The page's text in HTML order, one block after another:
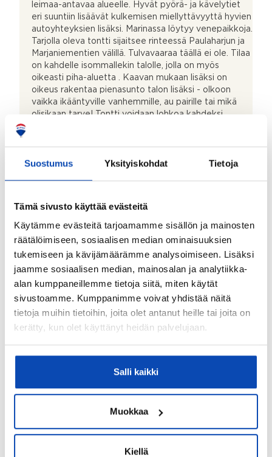
Suostumus Yksityiskohdat Tietoja
Tämä sivusto käyttää evästeitä
Käytämme evästeitä tarjoamamme sisällön ja mainosten
räätälöimiseen, sosiaalisen median ominaisuuksien
tukemiseen ja kävijämäärämme analysoimiseen. Lisäksi
jaamme sosiaalisen median, mainosalan ja analytiikka-
alan kumppaneillemme tietoja siitä, miten käytät
sivustoamme. Kumppanimme voivat yhdistää näitä
tietoja muihin tietoihin, joita olet antanut heille tai joita on
kerätty, kun olet käyttänyt heidän palvelujaan.
Salli kaikki
Muokkaa
Kiellä
leimaa-antavaa alueelle. Hyvät pyörä- ja kävelytiet
eri suuntiin lisäävät kulkemisen miellyttävyyttä hyvien
autoyhteyksien lisäksi. Marinassa löytyy venepaikkoja.
Tarjolla oleva tontti sijaitsee rinteessä Paulaharjun ja
Marjaniementien välillä. Tulvavaaraa täällä ei ole. Tilaa
on kahdelle isommallekin talolle, jolla on myös
oikeasti piha-aluetta . Kaavan mukaan lisäksi on
oikeus rakentaa pienasunto talon lisäksi - olkoon
vaikka ikääntyville vanhemmille, au pairille tai mikä
olisikaan tarve! Tontti voidaan lohkoa kahdeksi
rakennustyömaa eli oma vehreys odottaa:) Mutta ---
Palvelut:
Itäkeskus tarjoaa mahtavan palveluvalikoiman ja
metroyhteyden keskustaan
Koulut:
Alueella on oma Marjaniemen peruskoulu osana
Puotilan alakoulua.
Päiväkoti:
metroasema lähellä ja raitiovaunupysäkki lähellä
Lisätietoja liikenneyhteyksistä:
Metro ja pikaratikka ovat Itäkeskuksessa